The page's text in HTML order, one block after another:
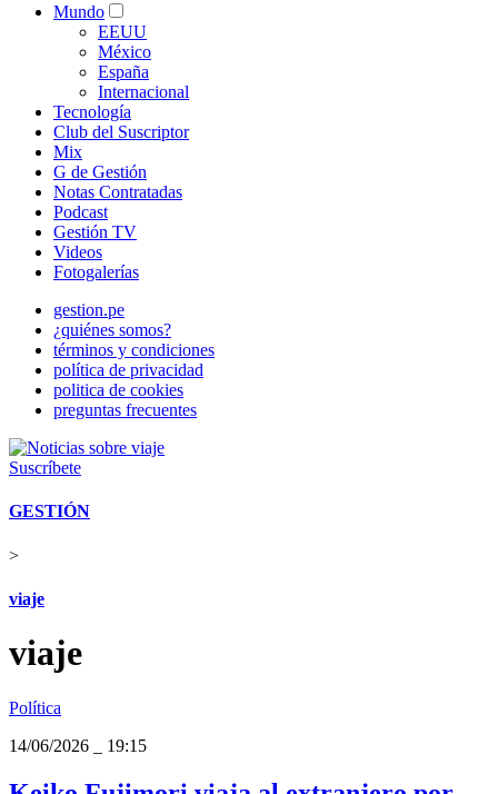
Mundo
EEUU
México
España
Internacional
Tecnología
Club del Suscriptor
Mix
G de Gestión
Notas Contratadas
Podcast
Gestión TV
Videos
Fotogalerías
gestion.pe
¿quiénes somos?
términos y condiciones
política de privacidad
politica de cookies
preguntas frecuentes
Suscríbete
GESTIÓN
>
viaje
viaje
Política
14/06/2026
19:15